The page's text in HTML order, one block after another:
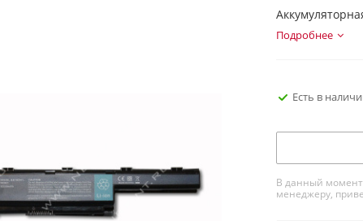
Подробнее
Есть в
В данный
менеджеру,